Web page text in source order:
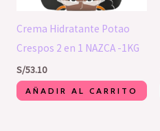
Crema Hidratante Potao
Crespos 2 en 1 NAZCA -1KG
S/53.10
AÑADIR AL CARRITO